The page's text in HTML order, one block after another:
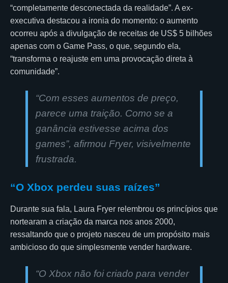
“completamente desconectada da realidade”. A ex-
executiva destacou a ironia do momento: o aumento
ocorreu após a divulgação de receitas de US$ 5 bilhões
apenas com o Game Pass, o que, segundo ela,
“transforma o reajuste em uma provocação direta à
comunidade”.
“Com esses aumentos de preço,
parece uma traição. Como se a
ganância estivesse acima dos
games”, afirmou Fryer, visivelmente
frustrada.
“O Xbox perdeu suas raízes”
Durante sua fala, Laura Fryer relembrou os princípios que
nortearam a criação da marca nos anos 2000,
ressaltando que o projeto nasceu de um propósito mais
ambicioso do que simplesmente vender hardware.
“O Xbox não foi criado para vender